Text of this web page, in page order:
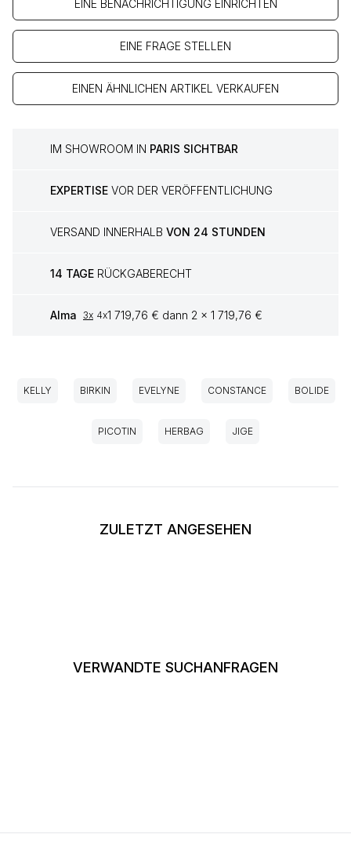
EINE BENACHRICHTIGUNG EINRICHTEN
EINE FRAGE STELLEN
EINEN ÄHNLICHEN ARTIKEL VERKAUFEN
IM SHOWROOM IN PARIS SICHTBAR
EXPERTISE VOR DER VERÖFFENTLICHUNG
VERSAND INNERHALB VON 24 STUNDEN
14 TAGE RÜCKGABERECHT
Alma 3x 4x1 719,76 € dann 2 x 1 719,76 €
KELLY BIRKIN EVELYNE CONSTANCE BOLIDE
PICOTIN HERBAG JIGE
ZULETZT ANGESEHEN
VERWANDTE SUCHANFRAGEN